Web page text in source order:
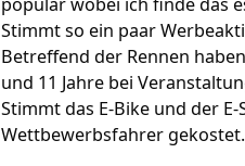
Stimmt so ein paar
Betreffend der Rennen
und 11 Jahre bei
Stimmt das E-Bike und der
Wettbewerbsfahrer gekostet.